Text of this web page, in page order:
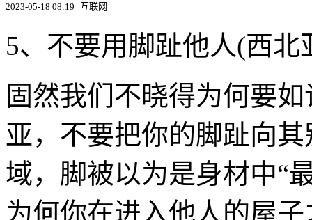
2023-05-18 08:19 互联网
5、不要用脚趾他人(西北
固然我们不晓得为何要
亚，不要把你的脚趾向
域，脚被以为是身材中“
为何你在进入他人的屋